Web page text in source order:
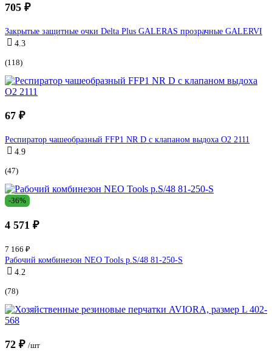
705 ₽
Закрытые защитные очки Delta Plus GALERAS прозрачные GALERVI
4.3
(118)
67 ₽
Респиратор чашеобразный FFP1 NR D с клапаном выдоха О2 2111
4.9
(47)
-36%
4 571 ₽
7 166 ₽
Рабочий комбинезон NEO Tools p.S/48 81-250-S
4.2
(78)
72 ₽ /шт